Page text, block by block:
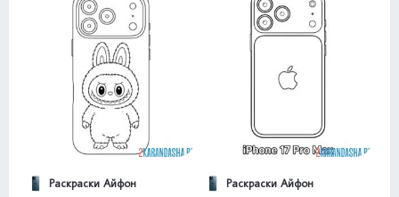
Раскраски Айфон Раскраски Айфон